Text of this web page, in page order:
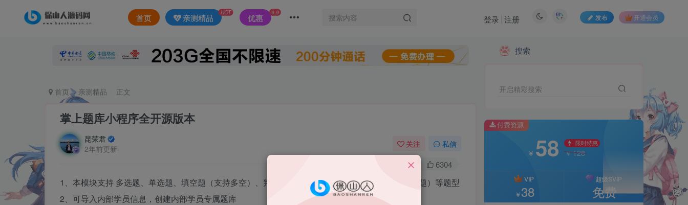
首页 亲测精品
HOT
优惠
9.9
发布 开通会员
登录 注册
首页 亲测精品 正文
掌上题库小程序全开源版本
昆荣君
2年前更新
关注 私信
1.5W+ 6304
1、本模块支持 多选题、单选题、填空题（支持多空）、判断题、语音题（即一段语音下面多个选择题）等题型
2、可导入内部学员信息，创建内部学员专属题库
付费资源
￥38 免费
搭建同款添加：1911258305（有偿服务）
暂时无法购买，请与站长联系
搜索
开启精彩搜索
付费资源
￥ 58 限时特惠
￥128
VIP
￥ 38
超级SVIP
免费